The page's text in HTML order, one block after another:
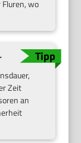
wo
Zeit
an